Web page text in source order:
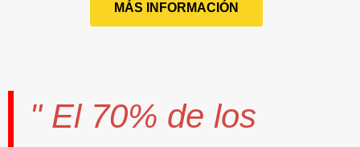
MÁS INFORMACIÓN
" El 70% de los